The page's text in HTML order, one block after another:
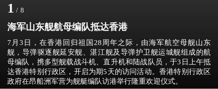
1 / 8
海军山东舰航母编队抵达香港
7月3日，在香港回归祖国28周年之际，由海军航空母舰山东
舰，导弹驱逐舰延安舰、湛江舰及导弹护卫舰运城舰组成的航
母编队，携多型舰载战斗机、直升机和陆战队员，于3日上午抵
达香港特别行政区，开启为期5天的访问活动。香港特别行政区
政府在昂船洲军营为舰艇编队访港举行隆重欢迎仪式。